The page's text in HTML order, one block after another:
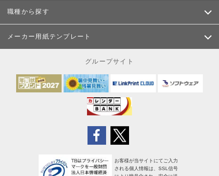
職種から探す
メーカー用紙テンプレート
グループサイト
お客様が当サイトにてご入力
される個人情報は、SSL信号